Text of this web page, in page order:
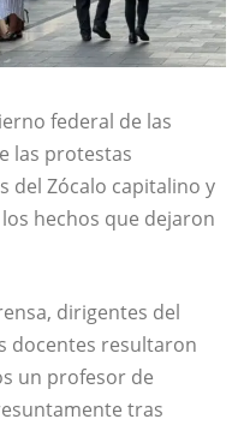
federal de las
las protestas
del Zócalo capitalino y
hechos que dejaron
dirigentes del
docentes resultaron
un profesor de
tras